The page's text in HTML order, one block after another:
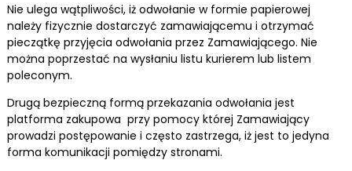
Nie ulega wątpliwości, iż odwołanie w formie papierowej
należy fizycznie dostarczyć zamawiającemu i otrzymać
pieczątkę przyjęcia odwołania przez Zamawiającego. Nie
można poprzestać na wysłaniu listu kurierem lub listem
poleconym.
Drugą bezpieczną formą przekazania odwołania jest
platforma zakupowa przy pomocy której Zamawiający
prowadzi postępowanie i często zastrzega, iż jest to jedyna
forma komunikacji pomiędzy stronami.